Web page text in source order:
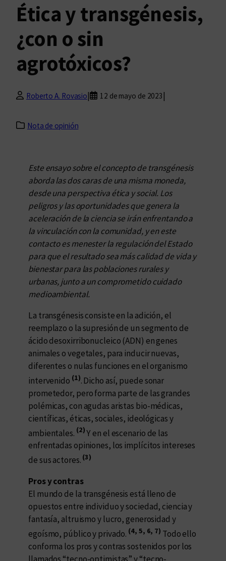
Ética y transgénesis,
¿con o sin
agrotóxicos?
Roberto A. Rovasio| 12 de mayo de 2023 |
Nota de opinión
Este ensayo sobre el concepto de transgénesis
aborda las dos caras de una misma moneda,
desde una perspectiva ética y social. Los
peligros y las oportunidades que genera la
aceleración de la ciencia se irán enfrentando a
la vinculación con la comunidad, y en este
contacto es menester la regulación del Estado
para que el resultado sea más calidad de vida y
bienestar para las poblaciones rurales y
urbanas, junto a un comprometido cuidado
medioambiental.
La transgénesis consiste en la adición, el
reemplazo o la supresión de un segmento de
ácido desoxirribonucleico (ADN) en genes
animales o vegetales, para inducir nuevas,
diferentes o nulas funciones en el organismo
intervenido (1). Dicho así, puede sonar
prometedor, pero forma parte de las grandes
polémicas, con agudas aristas bio-médicas,
científicas, éticas, sociales, ideológicas y
ambientales. (2)Y en el escenario de las
enfrentadas opiniones, los implícitos intereses
de sus actores. (3)
Pros y contras
El mundo de la transgénesis está lleno de
opuestos entre individuo y sociedad, ciencia y
fantasía, altruismo y lucro, generosidad y
egoísmo, público y privado. (4, 5, 6, 7) Todo ello
conforma los pros y contras sostenidos por los